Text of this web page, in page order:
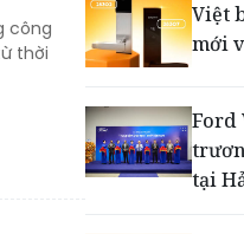
công
thời
Việt
mới
Ford
tại